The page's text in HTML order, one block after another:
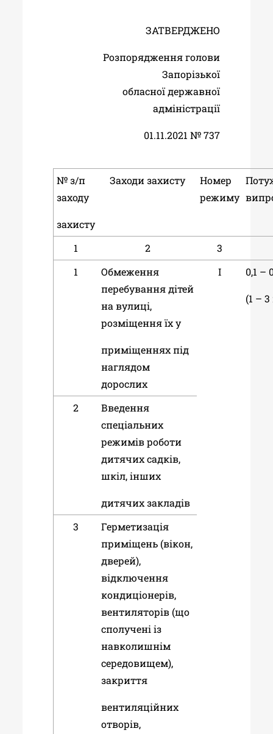
ЗАТВЕРДЖЕНО
Розпорядження голови
Запорізької
обласної державної
адміністрації
01.11.2021 № 737
№ з/п
заходу
захисту
Заходи захисту
Номер
режиму
1 2
3
1
Обмеження
перебування дітей
на вулиці,
розміщення їх у
приміщеннях під
наглядом
дорослих
І 0,1 –
(1 –
2
Введення
спеціальних
режимів роботи
дитячих садків,
шкіл, інших
дитячих закладів
3
Герметизація
приміщень (вікон,
дверей),
відключення
кондиціонерів,
вентиляторів (що
сполучені із
навколишнім
середовищем),
закриття
вентиляційних
отворів,